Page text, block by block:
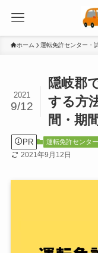
ホーム 運転免許センター・
隠岐郡
する方
間・期間
2021
9/12
PR 運転免許センタ
2021年9月12日